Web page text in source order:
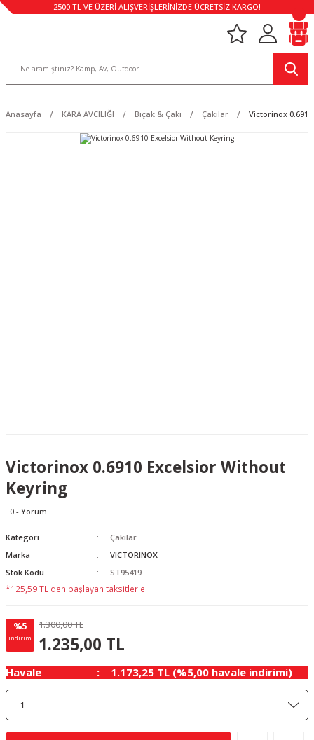
2500 TL VE ÜZERİ ALIŞVERİŞLERİNİZDE ÜCRETSİZ KARGO!
Anasayfa KARA AVCILIĞI Bıçak & Çakı Çakılar Victorinox
Victorinox 0.6910 Excelsior Without
Keyring
0 - Yorum
Kategori
Çakılar
Marka
VICTORINOX
Stok Kodu
ST95419
*125,59 TL den başlayan taksitlerle!
%5
indirim
1.300,00 TL
1.235,00 TL
Havale 1.173,25 TL (%5,00 havale indirimi)